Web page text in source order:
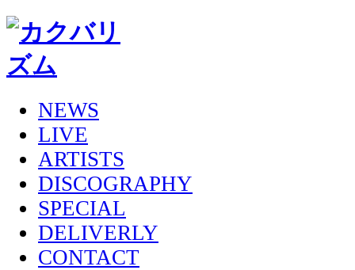
NEWS
LIVE
ARTISTS
DISCOGRAPHY
SPECIAL
DELIVERLY
CONTACT